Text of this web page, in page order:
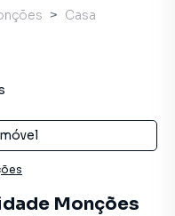
Casa
Monções